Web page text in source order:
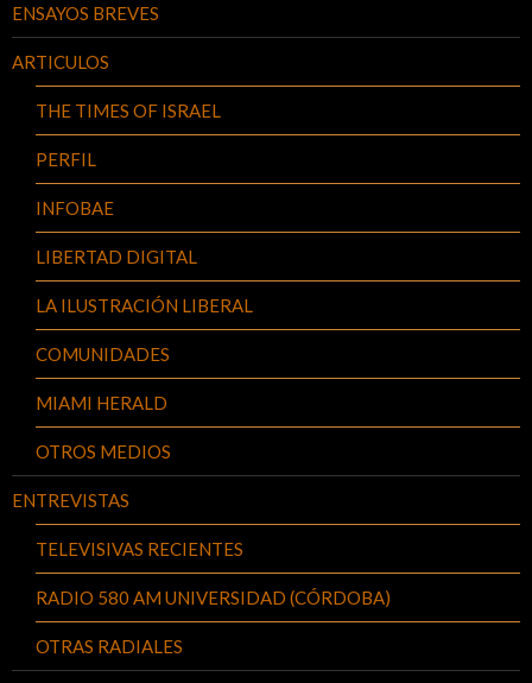
ENSAYOS BREVES
ARTICULOS
THE TIMES OF ISRAEL
PERFIL
INFOBAE
LIBERTAD DIGITAL
LA ILUSTRACIÓN LIBERAL
COMUNIDADES
MIAMI HERALD
OTROS MEDIOS
ENTREVISTAS
TELEVISIVAS RECIENTES
RADIO 580 AM UNIVERSIDAD (CÓRDOBA)
OTRAS RADIALES